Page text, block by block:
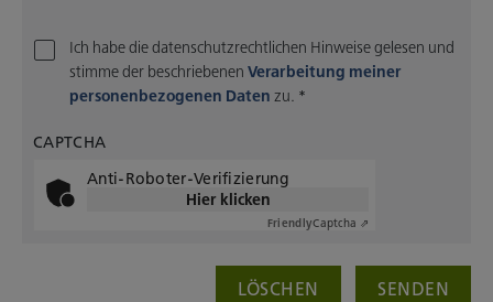
Ich habe die datenschutzrechtlichen Hinweise gelesen und
stimme der beschriebenen Verarbeitung meiner
personenbezogenen Daten zu. *
CAPTCHA
Anti-Roboter-Verifizierung
Hier klicken
FriendlyCaptcha ⇗
LÖSCHEN SENDEN